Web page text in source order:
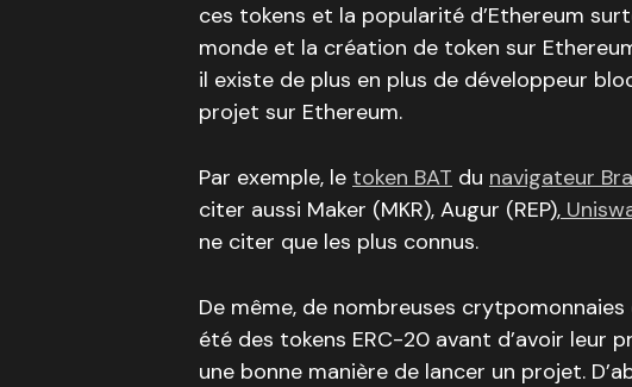
ces tokens et la popularité d’Ethereum
monde et la création de token sur
il existe de plus en plus de développeur
projet sur Ethereum.
Par exemple, le token BAT du navigateur
citer aussi Maker (MKR), Augur (REP),
ne citer que les plus connus.
De même, de nombreuses
été des tokens ERC-20 avant d’avoir leur
une bonne manière de lancer un projet.